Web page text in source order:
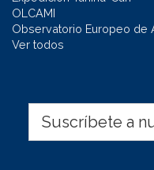
OLCAMI
Observatorio Europeo de
Ver todos
Suscríbete a